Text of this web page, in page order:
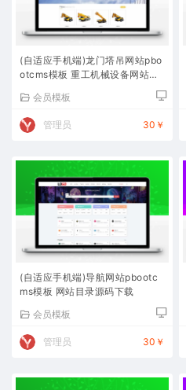
(自适应手机端)龙门塔吊网站pbo
otcms模板 重工机械设备网站源
会员模板
管理员 30￥
(自适应手机端)导航网站pbootc
ms模板 网站目录源码下载
会员模板
管理员 30￥